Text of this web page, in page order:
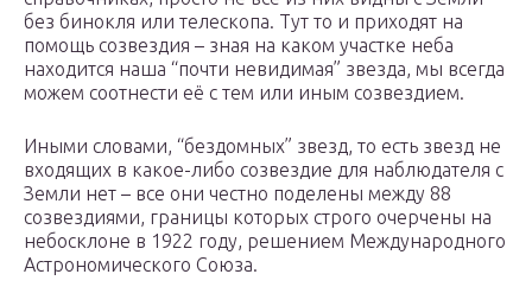
без бинокля или телескопа. Тут то и приходят на
помощь созвездия – зная на каком участке неба
находится наша “почти невидимая” звезда, мы всегда
можем соотнести её с тем или иным созвездием.
Иными словами, “бездомных” звезд, то есть звезд не
входящих в какое-либо созвездие для наблюдателя с
Земли нет – все они честно поделены между 88
созвездиями, границы которых строго очерчены на
небосклоне в 1922 году, решением Международного
Астрономического Союза.